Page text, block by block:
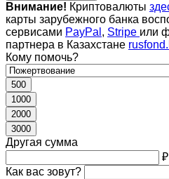
Внимание! Криптовалюты
карты зарубежного банка
сервисами PayPal , Stripe или
партнера в Казахстане
Кому помочь?
500
1000
2000
3000
Другая сумма
₽
Как вас зовут?